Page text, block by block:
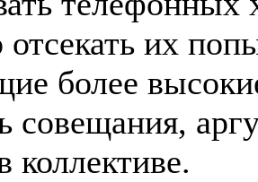
отсекать их
более
совещания,
коллективе.